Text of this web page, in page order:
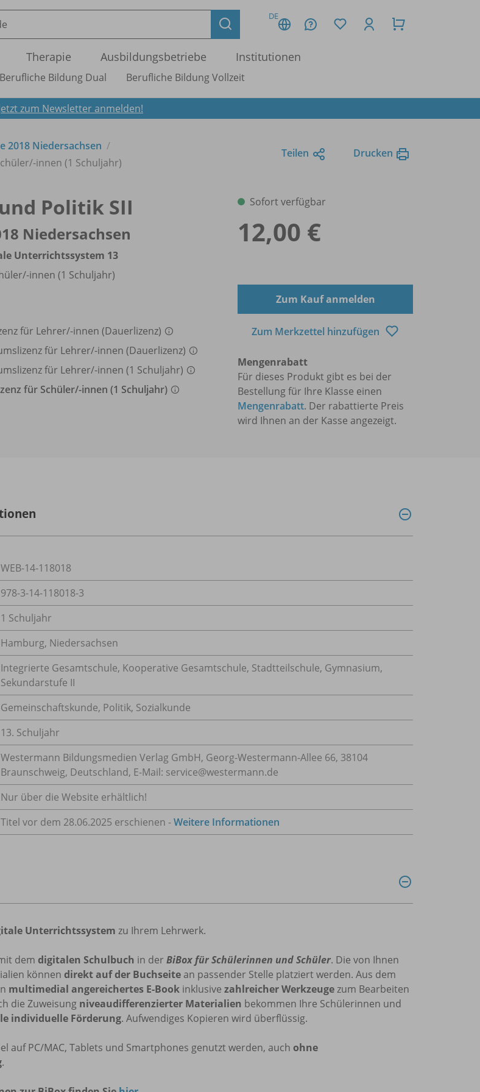
DE
Therapie Ausbildungsbetriebe Institutionen
Berufliche Bildung Dual Berufliche Bildung Vollzeit
zum Newsletter anmelden!
2018 Niedersachsen
-innen (1 Schuljahr)
Teilen Drucken
Politik SII
Niedersachsen
Unterrichtssystem 13
-innen (1 Schuljahr)
für Lehrer/-innen (Dauerlizenz)
für Lehrer/-innen (Dauerlizenz)
für Lehrer/-innen (1 Schuljahr)
für Schüler/-innen (1 Schuljahr)
Sofort verfügbar
12,00 €
Zum Kauf anmelden
Zum Merkzettel hinzufügen
Mengenrabatt
Für dieses Produkt gibt es bei der
Bestellung für Ihre Klasse einen
Mengenrabatt. Der rabattierte Preis
wird Ihnen an der Kasse angezeigt.
WEB-14-118018
978-3-14-118018-3
1 Schuljahr
Hamburg, Niedersachsen
Integrierte Gesamtschule, Kooperative Gesamtschule, Stadtteilschule, Gymnasium,
Sekundarstufe II
Gemeinschaftskunde, Politik, Sozialkunde
13. Schuljahr
Westermann Bildungsmedien Verlag GmbH, Georg-Westermann-Allee 66, 38104
Braunschweig, Deutschland, E-Mail: service@westermann.de
Nur über die Website erhältlich!
Titel vor dem 28.06.2025 erschienen -Weitere Informationen
Unterrichtssystem zu Ihrem Lehrwerk.
dem digitalen Schulbuch in der BiBox für Schülerinnen und Schüler. Die von Ihnen
können direkt auf der Buchseite an passender Stelle platziert werden. Aus dem
multimedial angereichertes E-Book inklusive zahlreicher Werkzeugezum Bearbeiten
die Zuweisung niveaudifferenzierter Materialien bekommen Ihre Schülerinnen und
individuelle Förderung. Aufwendiges Kopieren wird überflüssig.
auf PC/MAC, Tablets und Smartphones genutzt werden, auch ohne
.